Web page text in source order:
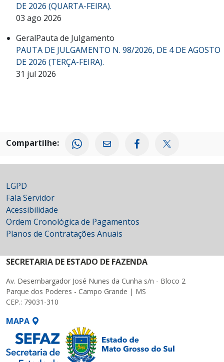
DE 2026 (QUARTA-FEIRA).
03 ago 2026
GeralPauta de Julgamento
PAUTA DE JULGAMENTO N. 98/2026, DE 4 DE AGOSTO
DE 2026 (TERÇA-FEIRA).
31 jul 2026
Compartilhe:
LGPD
Fala Servidor
Acessibilidade
Ordem Cronológica de Pagamentos
Planos de Contratações Anuais
SECRETARIA DE ESTADO DE FAZENDA
Av. Desembargador José Nunes da Cunha s/n - Bloco 2
Parque dos Poderes - Campo Grande | MS
CEP.: 79031-310
MAPA